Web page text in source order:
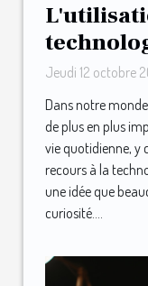
la
Jeudi 12 octobre
Dans notre
de plus en plus
vie quotidienne, y
recours à la
une idée que
curiosité....